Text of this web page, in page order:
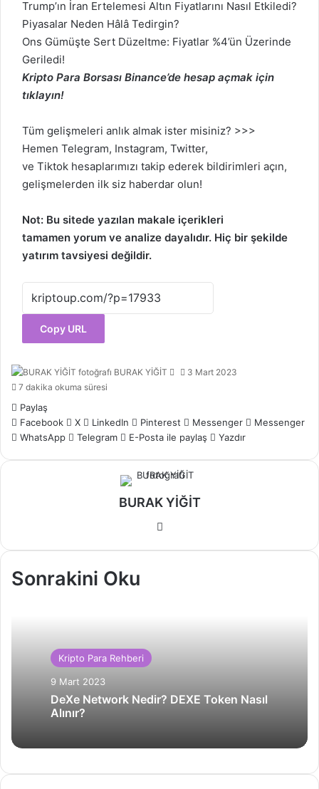
Trump’ın İran Ertelemesi Altın Fiyatlarını Nasıl Etkiledi?
Piyasalar Neden Hâlâ Tedirgin?
Ons Gümüşte Sert Düzeltme: Fiyatlar %4’ün Üzerinde
Geriledi!
Kripto Para Borsası Binance’de hesap açmak için
tıklayın!
Tüm gelişmeleri anlık almak ister misiniz? >>>
Hemen Telegram, Instagram, Twitter,
ve Tiktok hesaplarımızı takip ederek bildirimleri açın,
gelişmelerden ilk siz haberdar olun!
Not: Bu sitede yazılan makale içerikleri
tamamen yorum ve analize dayalıdır. Hiç bir şekilde
yatırım tavsiyesi değildir.
Copy URL
BURAK YİĞİT
Bir
göndermek
3 Mart 2023
7 dakika okuma süresi
Paylaş
Facebook
X LinkedIn Pinterest Messenger
Messenger
WhatsApp
Telegram E-Posta ile paylaş Yazdır
BURAK YİĞİT
Sonrakini Oku
Kripto Para Rehberi
9 Mart 2023
DeXe Network Nedir? DEXE Token Nasıl
Alınır?